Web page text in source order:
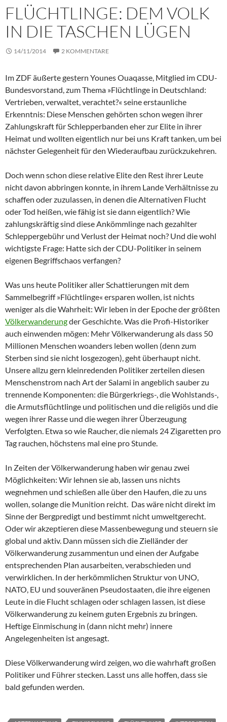
FLÜCHTLINGE: DEM VOLK
IN DIE TASCHEN LÜGEN
14/11/2014 2 KOMMENTARE
Im ZDF äußerte gestern Younes Ouaqasse, Mitglied im CDU-
Bundesvorstand, zum Thema »Flüchtlinge in Deutschland:
Vertrieben, verwaltet, verachtet?« seine erstaunliche
Erkenntnis: Diese Menschen gehörten schon wegen ihrer
Zahlungskraft für Schlepperbanden eher zur Elite in ihrer
Heimat und wollten eigentlich nur bei uns Kraft tanken, um bei
nächster Gelegenheit für den Wiederaufbau zurückzukehren.
Doch wenn schon diese relative Elite den Rest ihrer Leute
nicht davon abbringen konnte, in ihrem Lande Verhältnisse zu
schaffen oder zuzulassen, in denen die Alternativen Flucht
oder Tod heißen, wie fähig ist sie dann eigentlich? Wie
zahlungskräftig sind diese Ankömmlinge nach gezahlter
Schleppergebühr und Verlust der Heimat noch? Und die wohl
wichtigste Frage: Hatte sich der CDU-Politiker in seinem
eigenen Begriffschaos verfangen?
Was uns heute Politiker aller Schattierungen mit dem
Sammelbegriff »Flüchtlinge« ersparen wollen, ist nichts
weniger als die Wahrheit: Wir leben in der Epoche der größten
Völkerwanderungder Geschichte. Was die Profi-Historiker
auch einwenden mögen: Mehr Völkerwanderung als dass 50
Millionen Menschen woanders leben wollen (denn zum
Sterben sind sie nicht losgezogen), geht überhaupt nicht.
Unsere allzu gern kleinredenden Politiker zerteilen diesen
Menschenstrom nach Art der Salami in angeblich sauber zu
trennende Komponenten: die Bürgerkriegs-, die Wohlstands-,
die Armutsflüchtlinge und politischen und die religiös und die
wegen ihrer Rasse und die wegen ihrer Überzeugung
Verfolgten. Etwa so wie Raucher, die niemals 24 Zigaretten pro
Tag rauchen, höchstens mal eine pro Stunde.
In Zeiten der Völkerwanderung haben wir genau zwei
Möglichkeiten: Wir lehnen sie ab, lassen uns nichts
wegnehmen und schießen alle über den Haufen, die zu uns
wollen, solange die Munition reicht. Das wäre nicht direkt im
Sinne der Bergpredigt und bestimmt nicht umweltgerecht.
Oder wir akzeptieren diese Massenbewegung und steuern sie
global und aktiv. Dann müssen sich die Zielländer der
Völkerwanderung zusammentun und einen der Aufgabe
entsprechenden Plan ausarbeiten, verabschieden und
verwirklichen. In der herkömmlichen Struktur von UNO,
NATO, EU und souveränen Pseudostaaten, die ihre eigenen
Leute in die Flucht schlagen oder schlagen lassen, ist diese
Völkerwanderung zu keinem guten Ergebnis zu bringen.
Heftige Einmischung in (dann nicht mehr) innere
Angelegenheiten ist angesagt.
Diese Völkerwanderung wird zeigen, wo die wahrhaft großen
Politiker und Führer stecken. Lasst uns alle hoffen, dass sie
bald gefunden werden.